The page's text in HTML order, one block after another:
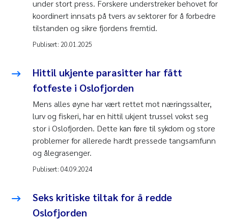
under stort press. Forskere understreker behovet for
koordinert innsats på tvers av sektorer for å forbedre
tilstanden og sikre fjordens fremtid.
Publisert: 20.01.2025
Hittil ukjente parasitter har fått
fotfeste i Oslofjorden
Mens alles øyne har vært rettet mot næringssalter,
lurv og fiskeri, har en hittil ukjent trussel vokst seg
stor i Oslofjorden. Dette kan føre til sykdom og store
problemer for allerede hardt pressede tangsamfunn
og ålegrasenger.
Publisert: 04.09.2024
Seks kritiske tiltak for å redde
Oslofjorden